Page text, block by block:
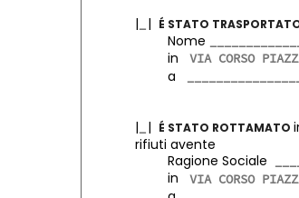
| | É STATO
Nome
in
a
| | É STATO ROTTAMATO
rifiuti avente
Ragione Sociale
in